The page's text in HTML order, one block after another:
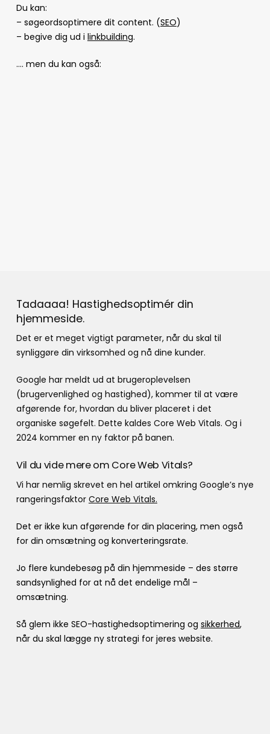
Du kan:
– søgeordsoptimere dit content. (SEO)
– begive dig ud i linkbuilding.
…. men du kan også:
Tadaaaa! Hastighedsoptimér din
hjemmeside.
Det er et meget vigtigt parameter, når du skal til
synliggøre din virksomhed og nå dine kunder.
Google har meldt ud at brugeroplevelsen
(brugervenlighed og hastighed), kommer til at være
afgørende for, hvordan du bliver placeret i det
organiske søgefelt. Dette kaldes Core Web Vitals. Og i
2024 kommer en ny faktor på banen.
Vil du vide mere om Core Web Vitals?
Vi har nemlig skrevet en hel artikel omkring Google’s nye
rangeringsfaktor Core Web Vitals.
Det er ikke kun afgørende for din placering, men også
for din omsætning og konverteringsrate.
Jo flere kundebesøg på din hjemmeside – des større
sandsynlighed for at nå det endelige mål –
omsætning.
Så glem ikke SEO-hastighedsoptimering og sikkerhed,
når du skal lægge ny strategi for jeres website.